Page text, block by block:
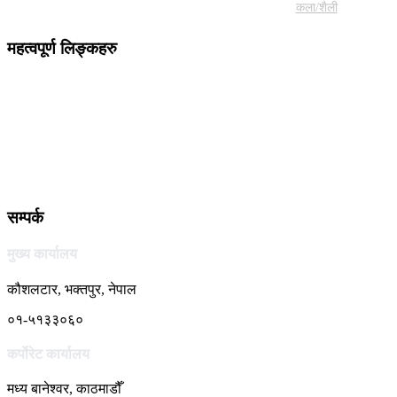
कला/शैली
महत्वपूर्ण लिङ्कहरु
सम्पर्क
मुख्य कार्यालय
कौशलटार, भक्तपुर, नेपाल
०१-५१३३०६०
कर्पाेरेट कार्यालय
मध्य बानेश्वर, काठमाडौँ